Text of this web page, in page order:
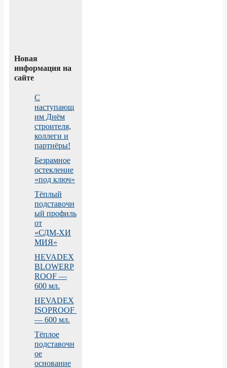
Новая
информация на
сайте
С
наступающ
им Днём
строителя,
коллеги и
партнёры!
Безрамное
остекление
«под ключ»
Тёплый
подставочн
ый профиль
от
«СДМ‑ХИ
МИЯ»
HEVADEX
BLOWERP
ROOF —
600 мл.
HEVADEX
ISOPROOF
— 600 мл.
Тёплое
подставочн
ое
основание